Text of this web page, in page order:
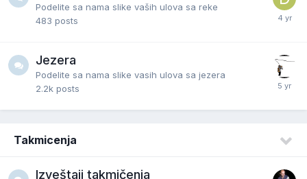
Podelite sa nama slike vaših ulova sa reke
483 posts
Jezera
Podelite sa nama slike vasih ulova sa jezera
2.2k posts
Takmicenja
Izveštaji takmičenja